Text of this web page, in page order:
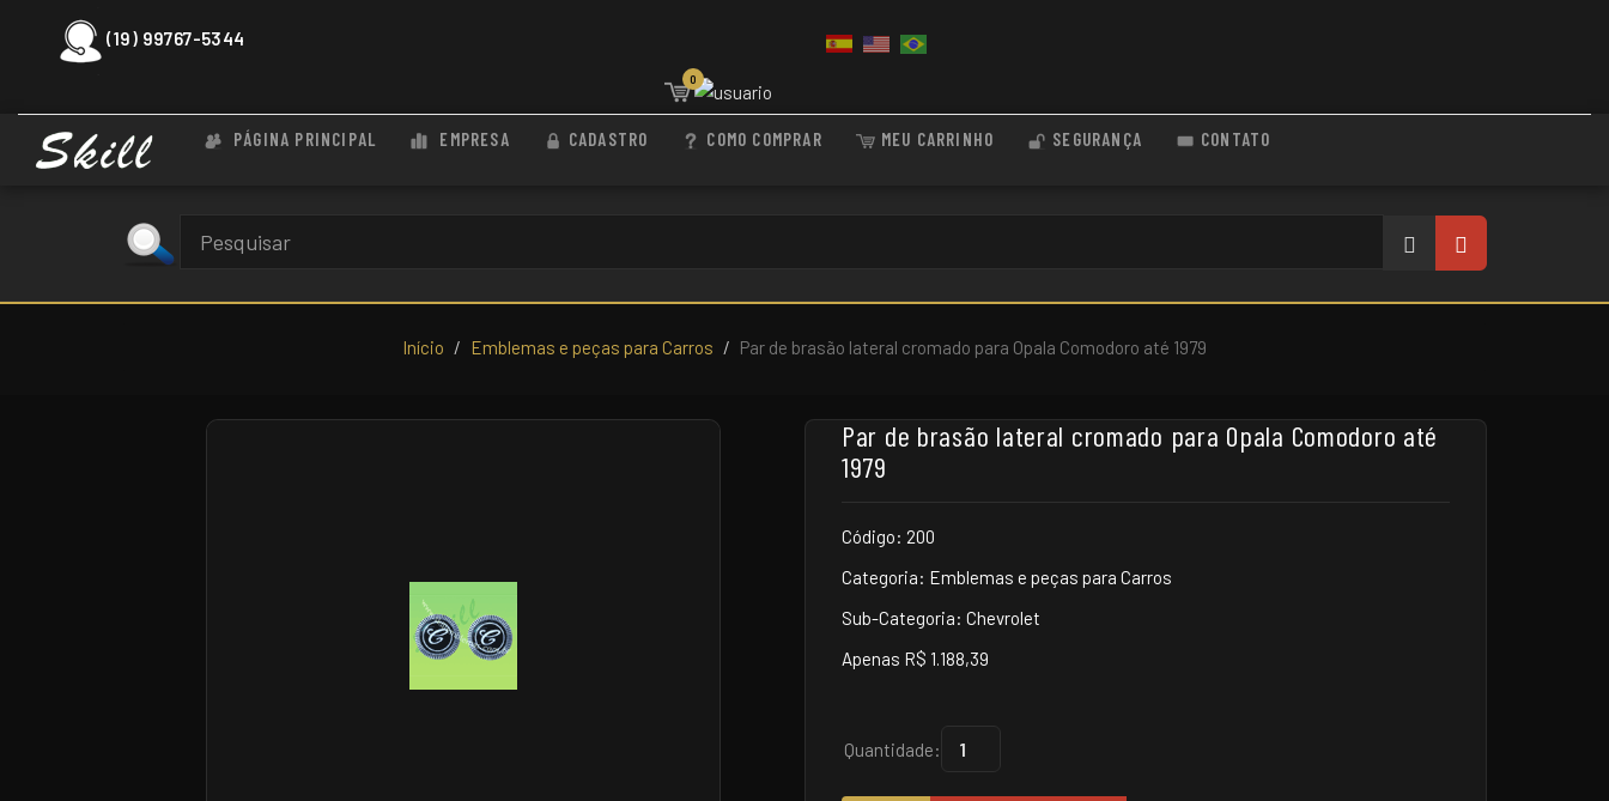
(19) 99767-5344
0
PÁGINA PRINCIPAL EMPRESA CADASTRO COMO COMPRAR MEU CARRINHO SEGURANÇA CONTATO
Início Emblemas e peças para Carros Par de brasão lateral cromado para Opala Comodoro até 1979
Par de brasão lateral cromado para Opala Comodoro até
1979
Código: 200
Categoria: Emblemas e peças para Carros
Sub-Categoria: Chevrolet
Apenas R$ 1.188,39
Quantidade: